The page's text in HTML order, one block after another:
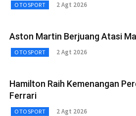
OTOSPORT 2 Agt 2026
Aston Martin Berjuang Atasi
OTOSPORT 2 Agt 2026
Hamilton Raih Kemenangan
Ferrari
OTOSPORT 2 Agt 2026